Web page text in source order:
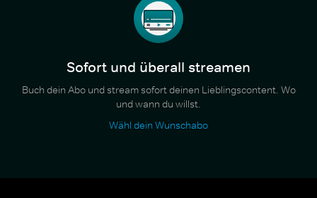
Sofort und überall streamen
Buch dein Abo und stream sofort deinen Lieblingscontent. Wo
und wann du willst.
Wähl dein Wunschabo